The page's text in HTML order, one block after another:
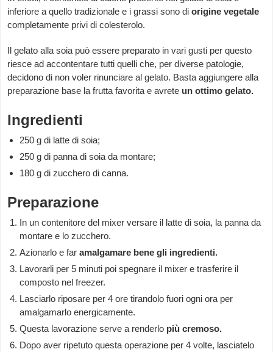
inferiore a quello tradizionale e i grassi sono diorigine vegetale
completamente privi di colesterolo.
Il gelato alla soia può essere preparato in vari gusti per questo
riesce ad accontentare tutti quelli che, per diverse patologie,
decidono di non voler rinunciare al gelato. Basta aggiungere alla
preparazione base la frutta favorita e avrete un ottimo gelato.
Ingredienti
250 g di latte di soia;
250 g di panna di soia da montare;
180 g di zucchero di canna.
Preparazione
In un contenitore del mixer versare il latte di soia, la panna da
montare e lo zucchero.
Azionarlo e faramalgamare bene gli ingredienti.
Lavorarli per 5 minuti poi spegnare il mixer e trasferire il
composto nel freezer.
Lasciarlo riposare per 4 ore tirandolo fuori ogni ora per
amalgamarlo energicamente.
Questa lavorazione serve a renderlo più cremoso.
Dopo aver ripetuto questa operazione per 4 volte, lasciatelo